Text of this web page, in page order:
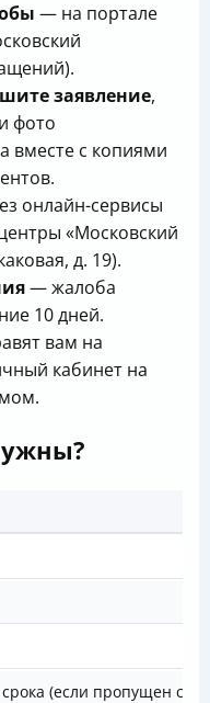
— на портале
заявление,
фото
вместе с копиями
онлайн-сервисы
«Московский
д. 19).
— жалоба
10 дней.
вам на
кабинет на
(если пропущен